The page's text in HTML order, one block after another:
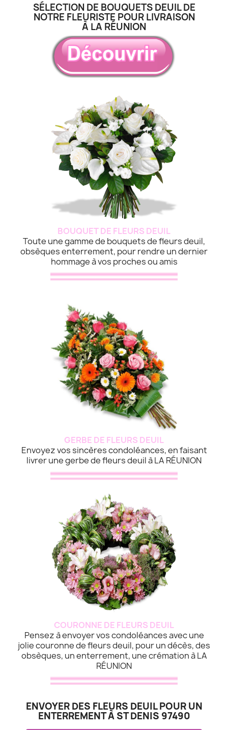
SÉLECTION DE BOUQUETS DEUIL DE
NOTRE FLEURISTE POUR LIVRAISON
À LA RÉUNION
BOUQUET DE FLEURS DEUIL
Toute une gamme de bouquets de fleurs deuil,
obsèques enterrement, pour rendre un dernier
hommage à vos proches ou amis
GERBE DE FLEURS DEUIL
Envoyez vos sincères condoléances, en faisant
livrer une gerbe de fleurs deuil à LA RÉUNION
COURONNE DE FLEURS DEUIL
Pensez à envoyer vos condoléances avec une
jolie couronne de fleurs deuil, pour un décès, des
obsèques, un enterrement, une crémation à LA
RÉUNION
ENVOYER DES FLEURS DEUIL POUR UN
ENTERREMENT À ST DENIS 97490